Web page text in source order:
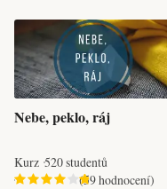
Nebe, peklo, ráj
Kurz 520 studentů
(59 hodnocení)